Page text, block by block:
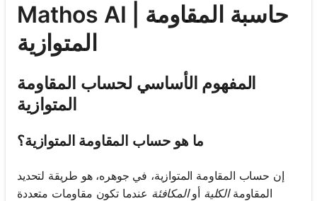
Mathos AI | حاسبة المقاومة
المتوازية
المفهوم الأساسي لحساب المقاومة
المتوازية
ما هو حساب المقاومة المتوازية؟
إن حساب المقاومة المتوازية، في جوهره، هو طريقة لتحديد
المقاومةالكلية أوالمكافئة عندما تكون مقاومات متعددة